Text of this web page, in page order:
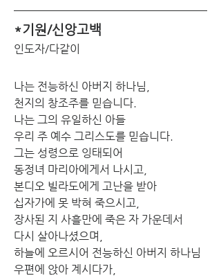
*기원/신앙고백
인도자/다같이
나는 전능하신 아버지 하나님,
천지의 창조주를 믿습니다.
나는 그의 유일하신 아들
우리 주 예수 그리스도를 믿습니다.
그는 성령으로 잉태되어
동정녀 마리아에게서 나시고,
본디오 빌라도에게 고난을 받아
십자가에 못 박혀 죽으시고,
장사된 지 사흘만에 죽은 자 가운데서
다시 살아나셨으며,
하늘에 오르시어 전능하신 아버지 하나님
우편에 앉아 계시다가,